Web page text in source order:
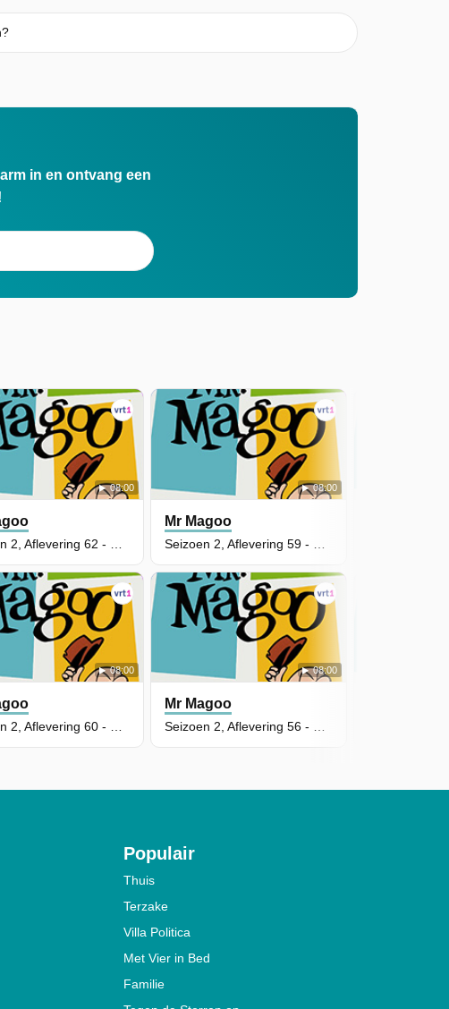
in en ontvang een
08:00
08:00
08:00
Mr Magoo
08:00
Mr Magoo
Populair
Thuis
Terzake
Villa Politica
Met Vier in Bed
Familie